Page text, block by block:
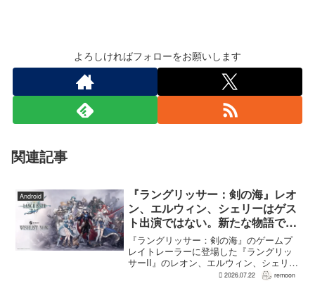
よろしければフォローをお願いします
関連記事
Android
『ラングリッサー：剣の海』レオ
ン、エルウィン、シェリーはゲス
ト出演ではない。新たな物語で重
要な役割を担う
『ラングリッサー：剣の海』のゲームプ
レイトレーラーに登場した『ラングリッ
サーII』のレオン、エルウィン、シェリー
は、単なるファンサービスやゲスト出演
2026.07.22 remoon